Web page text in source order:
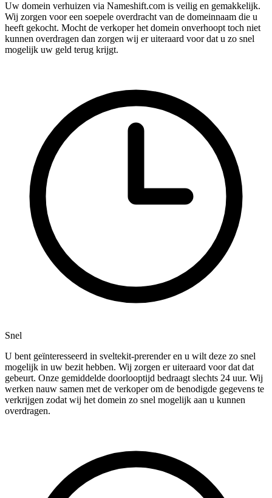
Uw domein verhuizen via Nameshift.com is veilig en gemakkelijk.
Wij zorgen voor een soepele overdracht van de domeinnaam die u
heeft gekocht. Mocht de verkoper het domein onverhoopt toch niet
kunnen overdragen dan zorgen wij er uiteraard voor dat u zo snel
mogelijk uw geld terug krijgt.
Snel
U bent geïnteresseerd in sveltekit-prerender en u wilt deze zo snel
mogelijk in uw bezit hebben. Wij zorgen er uiteraard voor dat dat
gebeurt. Onze gemiddelde doorlooptijd bedraagt slechts 24 uur. Wij
werken nauw samen met de verkoper om de benodigde gegevens te
verkrijgen zodat wij het domein zo snel mogelijk aan u kunnen
overdragen.